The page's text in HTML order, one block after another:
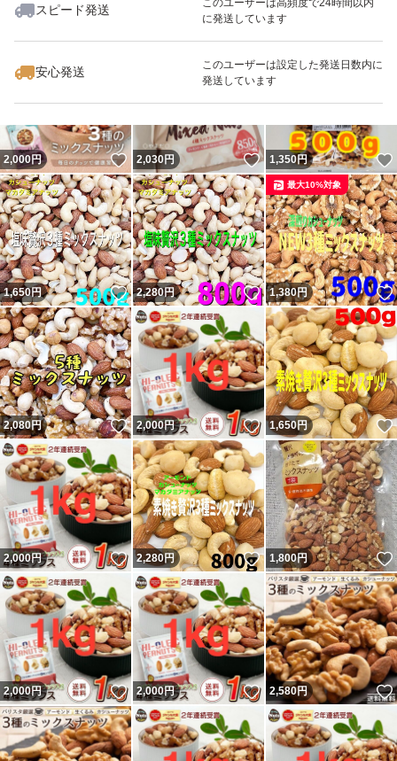
#スマホアクセサリーatsuka
その他お気に入り食品を出品中です。
スピード発送
このユーザーは高頻度で24時間以内
に発送しています
安心発送
このユーザーは設定した発送日数内に
発送しています
いいね！
1,800
2,000円 いいね！
2,030円 いいね！
1,350円
1,650円 いいね！
2,280円 いいね！
1,380円
最大10%対象
2,080円 いいね！
2,000円 いいね！
1,650円
2,000円 いいね！
2,280円 いいね！
1,800円
2,000円 いいね！
2,000円 いいね！
2,580円